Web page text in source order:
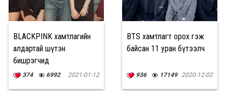
BLACKPINK хамтлагийн
алдартай шүтэн
бишрэгчид
374 6992 2021-01-12
BTS хамтлагт орох гэж
байсан 11 уран бүтээлч
936 17149 2020-12-02